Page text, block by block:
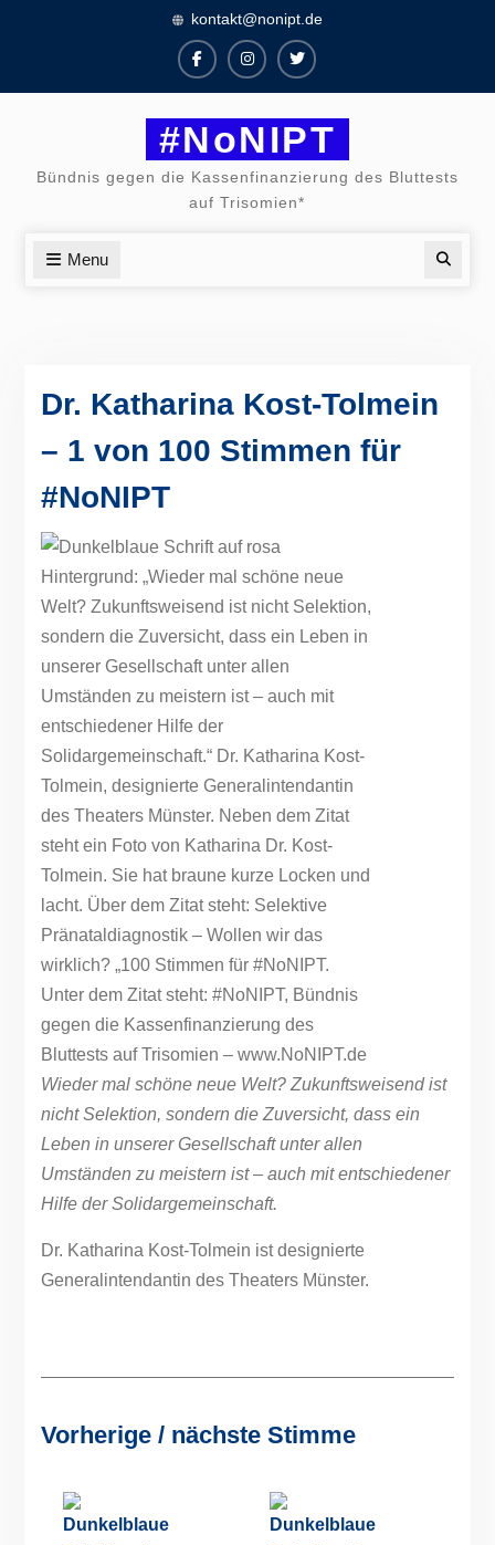
kontakt@nonipt.de
FacebookInstagram
Twitter
#NoNIPT
Bündnis gegen die Kassenfinanzierung des Bluttests
auf Trisomien*
Menu
Dr. Katharina Kost-Tolmein
– 1 von 100 Stimmen für
#NoNIPT
Wieder mal schöne neue Welt? Zukunftsweisend ist
nicht Selektion, sondern die Zuversicht, dass ein
Leben in unserer Gesellschaft unter allen
Umständen zu meistern ist – auch mit entschiedener
Hilfe der Solidargemeinschaft.
Dr. Katharina Kost-Tolmein ist designierte
Generalintendantin des Theaters Münster.
Vorherige / nächste Stimme